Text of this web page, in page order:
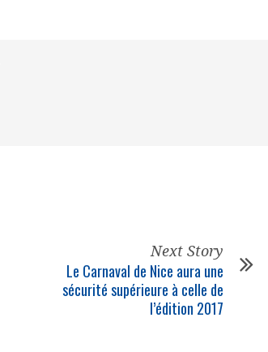
Next Story
Le Carnaval de Nice aura une
sécurité supérieure à celle de
l’édition 2017